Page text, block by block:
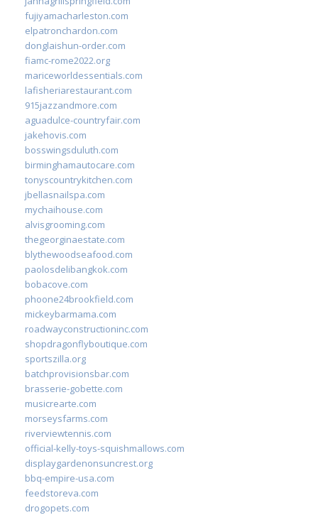
fujiyamacharleston.com
elpatronchardon.com
donglaishun-order.com
fiamc-rome2022.org
mariceworldessentials.com
lafisheriarestaurant.com
915jazzandmore.com
aguadulce-countryfair.com
jakehovis.com
bosswingsduluth.com
birminghamautocare.com
tonyscountrykitchen.com
jbellasnailspa.com
mychaihouse.com
alvisgrooming.com
thegeorginaestate.com
blythewoodseafood.com
paolosdelibangkok.com
bobacove.com
phoone24brookfield.com
mickeybarmama.com
roadwayconstructioninc.com
shopdragonflyboutique.com
sportszilla.org
batchprovisionsbar.com
brasserie-gobette.com
musicrearte.com
morseysfarms.com
riverviewtennis.com
official-kelly-toys-squishmallows.com
displaygardenonsuncrest.org
bbq-empire-usa.com
feedstoreva.com
drogopets.com